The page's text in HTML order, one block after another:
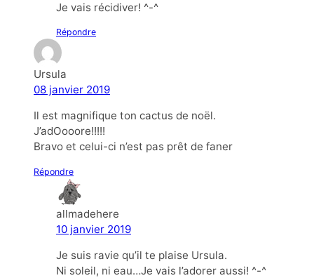
Je vais récidiver! ^-^
Répondre
Ursula
08 janvier 2019
Il est magnifique ton cactus de noël.
J’adOooore!!!!!
Bravo et celui-ci n’est pas prêt de faner
Répondre
allmadehere
10 janvier 2019
Je suis ravie qu’il te plaise Ursula.
Ni soleil, ni eau…Je vais l’adorer aussi! ^-^